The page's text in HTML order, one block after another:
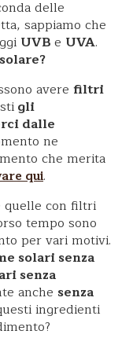
delle
sappiamo che
UVBe UVA.
avere filtri
gli
dalle
ne
che merita
qui.
quelle con filtri
tempo sono
per vari motivi.
solari senza
senza
anche senza
ingredienti